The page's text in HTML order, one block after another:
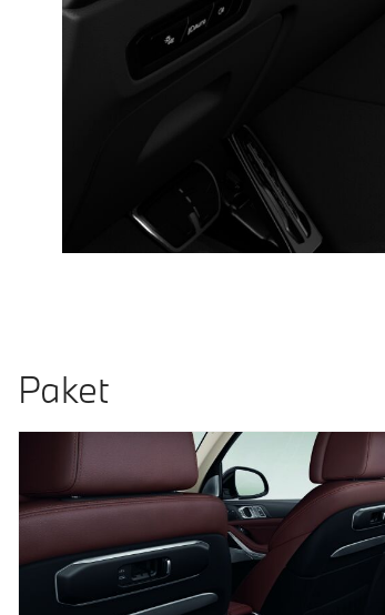
Paket